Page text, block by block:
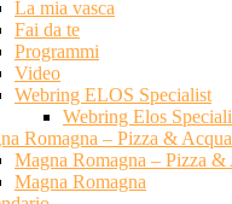
La mia vasca
Fai da te
Programmi
Video
Webring ELOS Specialist
Webring Elos
Romagna – Pizza &
Magna Romagna – Pizza &
Magna Romagna